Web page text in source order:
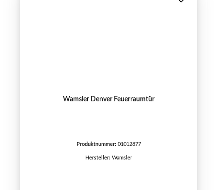
Wamsler Denver Feuerraumtür
Produktnummer: 01012877
Hersteller: Wamsler